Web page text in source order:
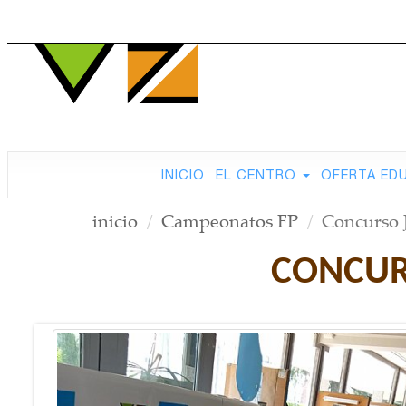
INICIO EL CENTRO OFERTA
inicio Campeonatos FP Concurso